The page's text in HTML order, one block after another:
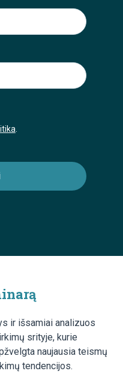
ir išsamiai analizuos
srityje, kurie
naujausia teismų
tendencijos.